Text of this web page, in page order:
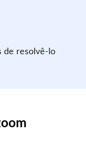
de resolvê-lo